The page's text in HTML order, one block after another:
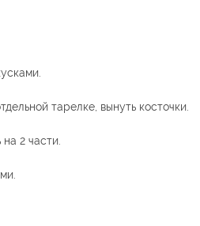
тарелке, вынуть косточки.
2 части.